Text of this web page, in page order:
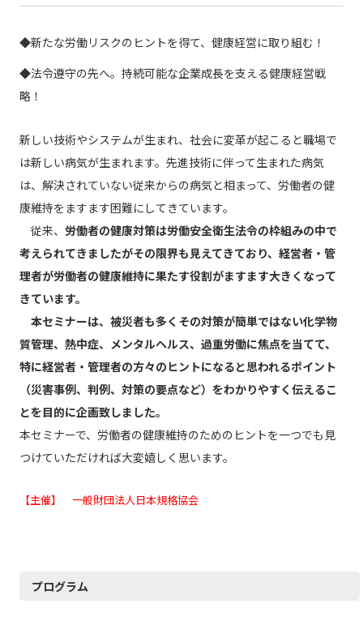
◆新たな労働リスクのヒントを得て、健康経営に取り組む！
◆法令遵守の先へ。持続可能な企業成長を支える健康経営戦
略！
新しい技術やシステムが生まれ、社会に変革が起こると職場で
は新しい病気が生まれます。先進技術に伴って生まれた病気
は、解決されていない従来からの病気と相まって、労働者の健
康維持をますます困難にしてきています。
従来、労働者の健康対策は労働安全衛生法令の枠組みの中で
考えられてきましたがその限界も見えてきており、経営者・管
理者が労働者の健康維持に果たす役割がますます大きくなって
きています。
本セミナーは、被災者も多くその対策が簡単ではない化学物
質管理、熱中症、メンタルヘルス、過重労働に焦点を当てて、
特に経営者・管理者の方々のヒントになると思われるポイント
（災害事例、判例、対策の要点など）をわかりやすく伝えるこ
とを目的に企画致しました。
本セミナーで、労働者の健康維持のためのヒントを一つでも見
つけていただければ大変嬉しく思います。
【主催】 一般財団法人日本規格協会
プログラム